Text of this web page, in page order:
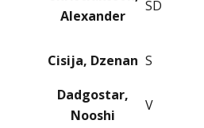
Alexander
SD
Cisija, Dzenan S
Dadgostar,
Nooshi
V